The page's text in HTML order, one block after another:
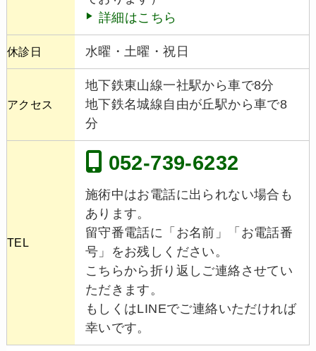
詳細はこちら
休診日 水曜・土曜・祝日
アクセス
地下鉄東山線一社駅から車で8分
地下鉄名城線自由が丘駅から車で8
分
TEL
052-739-6232
施術中はお電話に出られない場合も
あります。
留守番電話に「お名前」「お電話番
号」をお残しください。
こちらから折り返しご連絡させてい
ただきます。
もしくはLINEでご連絡いただければ
幸いです。